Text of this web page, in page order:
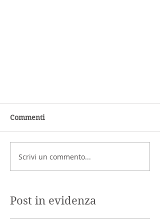
Commenti
Scrivi un commento...
Post in evidenza